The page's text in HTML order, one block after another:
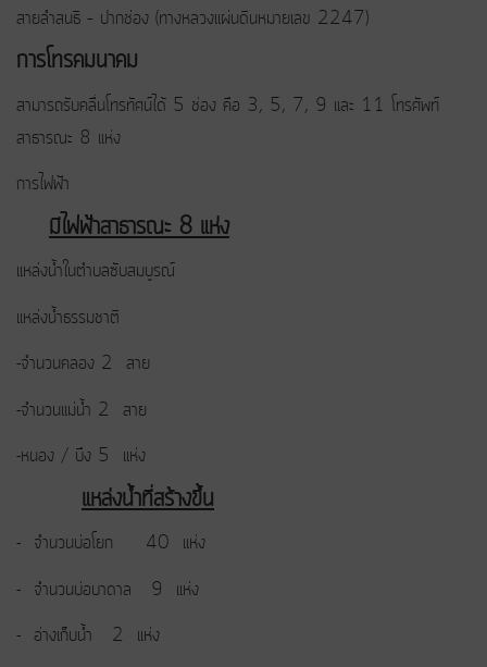
สายลำสนธิ – ปากช่อง (ทางหลวงแผ่นดินหมายเลข 2247)
การโทรคมนาคม
สามารถรับคลื่นโทรทัศน์ได้ 5 ช่อง คือ 3, 5, 7, 9 และ 11 โทรศัพท์
สาธารณะ 8 แห่ง
การไฟฟ้า
มีไฟฟ้าสาธารณะ 8 แห่ง
แหล่งน้ำในตำบลซับสมบูรณ์
แหล่งน้ำธรรมชาติ
-จำนวนคลอง 2 สาย
-จำนวนแม่น้ำ 2 สาย
-หนอง / บึง 5 แห่ง
แหล่งน้ำที่สร้างขึ้น
- จำนวนบ่อโยก 40 แห่ง
- จำนวนบ่อบาดาล 9 แห่ง
- อ่างเก็บน้ำ 2 แห่ง